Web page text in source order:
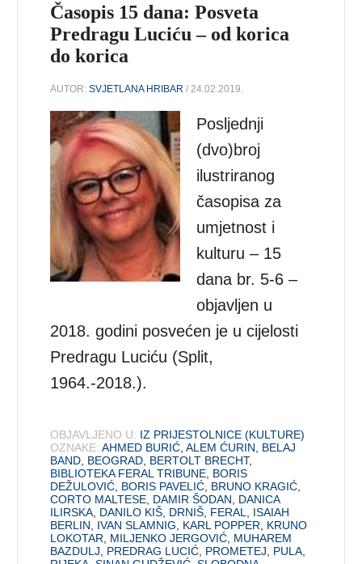
Časopis 15 dana: Posveta
Predragu Luciću – od korica
do korica
AUTOR:SVJETLANA HRIBAR / 24.02.2019.
Posljednji
(dvo)broj
ilustriranog
časopisa za
umjetnost i
kulturu – 15
dana br. 5-6 –
objavljen u
2018. godini posvećen je u cijelosti
Predragu Luciću (Split,
1964.-2018.).
OBJAVLJENO U: IZ PRIJESTOLNICE (KULTURE)
OZNAKE: AHMED BURIĆ ,ALEM ĆURIN
BELAJ
BAND BEOGRAD BERTOLT BRECHT,
BIBLIOTEKA FERAL TRIBUNE BORIS
DEŽULOVIĆ BORIS PAVELIĆ BRUNO KRAGIĆ
CORTO MALTESE DAMIR ŠODAN
DANICA
ILIRSKA DANILO KIŠ DRNIŠ FERAL
ISAIAH
BERLIN
IVAN SLAMNIG KARL POPPER
KRUNO
LOKOTAR
MILJENKO JERGOVIĆ MUHAREM
BAZDULJ
PREDRAG LUCIĆ PROMETEJ PULA